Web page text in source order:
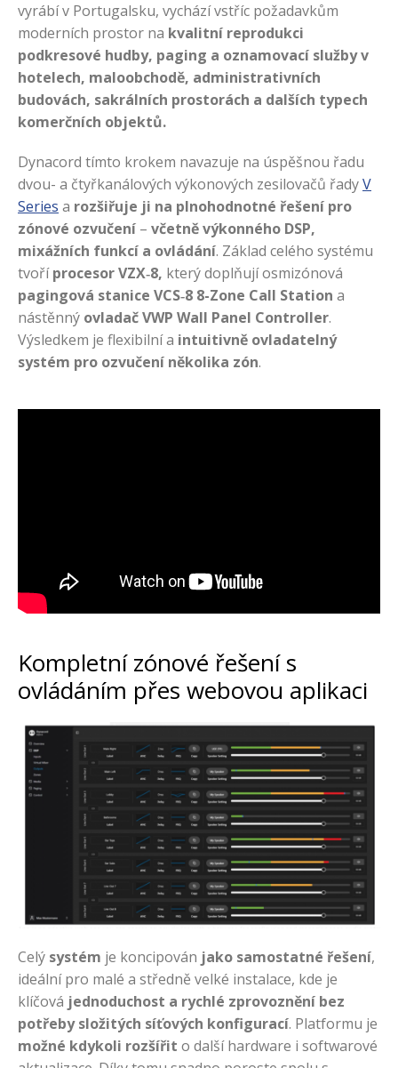
vyrábí v Portugalsku, vychází vstříc požadavkům
moderních prostor na kvalitní reprodukci
podkresové hudby, paging a oznamovací služby v
hotelech, maloobchodě, administrativních
budovách, sakrálních prostorách a dalších typech
komerčních objektů.
Dynacord tímto krokem navazuje na úspěšnou řadu
dvou- a čtyřkanálových výkonových zesilovačů řadyV
Series a rozšiřuje ji na plnohodnotné řešení pro
zónové ozvučení – včetně výkonného DSP,
mixážních funkcí a ovládání. Základ celého systému
tvoříprocesorVZX‑8, který doplňují osmizónová
pagingová stanice VCS‑8 8-Zone Call Station a
nástěnný ovladač VWP Wall Panel Controller.
Výsledkem je flexibilní a intuitivně ovladatelný
systém pro ozvučení několika zón.
Kompletní zónové řešení s
ovládáním přes webovou aplikaci
Celý systém je koncipován jako samostatné řešení,
ideální pro malé a středně velké instalace, kde je
klíčová jednoduchost a rychlé zprovoznění bez
potřeby složitých síťových konfigurací. Platformu je
možné kdykoli rozšířit o další hardware i softwarové